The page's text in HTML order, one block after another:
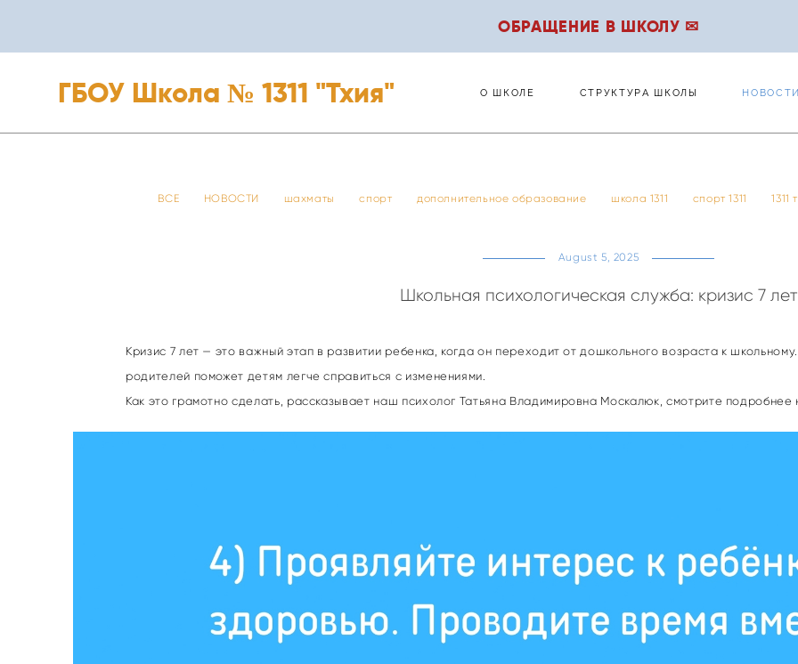
ОБРАЩЕНИЕ В ШКОЛУ ✉
ГБОУ Школа № 1311 "Тхия" О ШКОЛЕ СТРУКТУРА ШКОЛЫ
ВСЕ НОВОСТИ шахматы спорт дополнительное образование школа 1311 спорт 1311 1311
August 5, 2025
Школьная психологическая служба: кризис 7 лет
Кризис 7 лет — это важный этап в развитии ребенка, когда он переходит от дошкольного возраста к
родителей поможет детям легче справиться с изменениями.
Как это грамотно сделать, рассказывает наш психолог Татьяна Владимировна Москалюк, смотрите подробнее